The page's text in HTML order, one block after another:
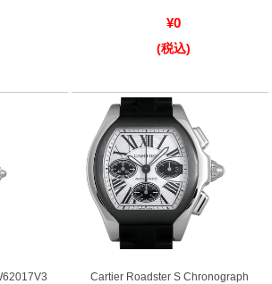
RASIN公式ブログ
ン 買取ブログ
SNS・動画
¥0
(税込)
Cartier Roadster S Chronograph